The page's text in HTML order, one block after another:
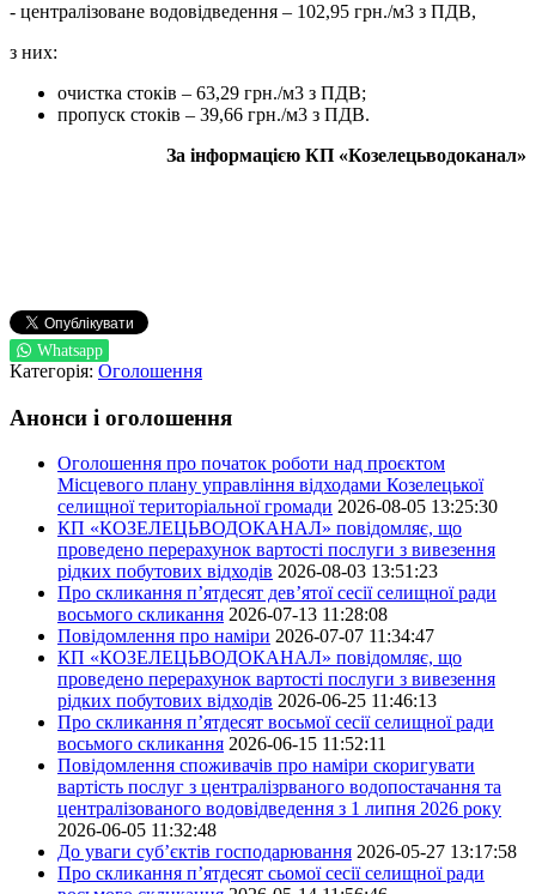
- централізоване водовідведення – 102,95 грн./м3 з ПДВ,
з них:
очистка стоків – 63,29 грн./м3 з ПДВ;
пропуск стоків – 39,66 грн./м3 з ПДВ.
За інформацією КП «Козелецьводоканал»
Whatsapp
Категорія: Оголошення
Анонси і оголошення
Оголошення про початок роботи над проєктом
Місцевого плану управління відходами Козелецької
селищної територіальної громади 2026-08-05 13:25:30
КП «КОЗЕЛЕЦЬВОДОКАНАЛ» повідомляє, що
проведено перерахунок вартості послуги з вивезення
рідких побутових відходів 2026-08-03 13:51:23
Про скликання п’ятдесят дев’ятої сесії селищної ради
восьмого скликання 2026-07-13 11:28:08
Повідомлення про наміри 2026-07-07 11:34:47
КП «КОЗЕЛЕЦЬВОДОКАНАЛ» повідомляє, що
проведено перерахунок вартості послуги з вивезення
рідких побутових відходів 2026-06-25 11:46:13
Про скликання п’ятдесят восьмої сесії селищної ради
восьмого скликання 2026-06-15 11:52:11
Повідомлення споживачів про наміри скоригувати
вартість послуг з централізрваного водопостачання та
централізованого водовідведення з 1 липня 2026 року
2026-06-05 11:32:48
До уваги суб’єктів господарювання 2026-05-27 13:17:58
Про скликання п’ятдесят сьомої сесії селищної ради